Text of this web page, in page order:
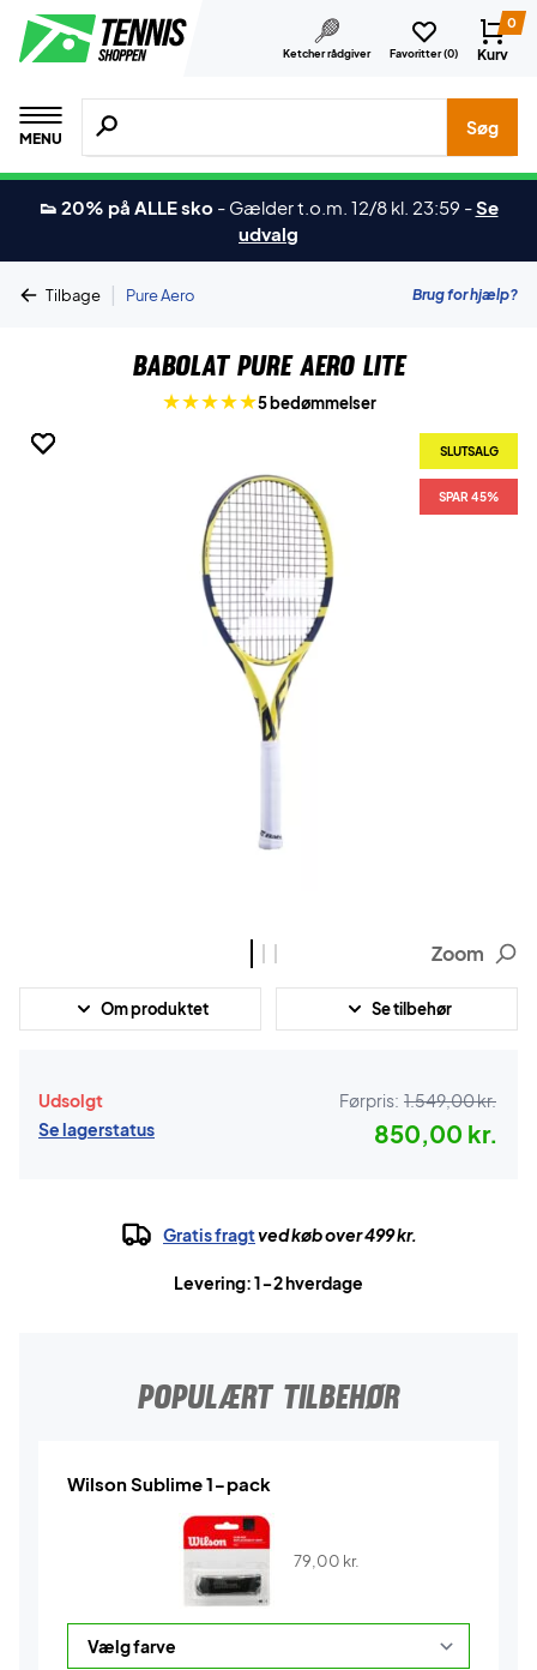
Ketcher rådgiver Favoritter (0)
0
Kurv
MENU
Søg efter produkter, mærker etc.
Søg
👟 20% på ALLE sko - Gælder t.o.m. 12/8 kl. 23:59 -Se
udvalg
Tilbage | Pure Aero Brug for hjælp?
Babolat Pure Aero Lite
5 bedømmelser
SLUTSALG
SPAR 45%
SLUTSALG
SPAR 45%
SLUTSALG
SPAR 45%
Zoom
Om produktet Se tilbehør
Udsolgt
Se lagerstatus
Førpris: 1.549,00 kr.
850,00 kr.
Gratis fragtved køb over 499 kr.
Levering: 1-2 hverdage
POPULÆRT TILBEHØR
Wilson Sublime 1-pack
79,00 kr.